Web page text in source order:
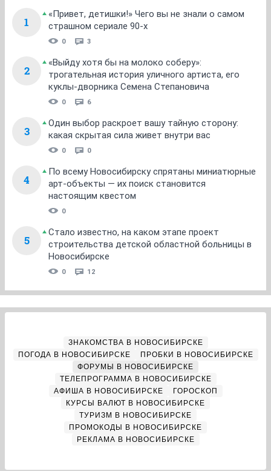
1
«Привет, детишки!» Чего вы не знали о самом
страшном сериале 90-х
0 3
2
«Выйду хотя бы на молоко соберу»:
трогательная история уличного артиста, его
куклы-дворника Семена Степановича
0 6
3
Один выбор раскроет вашу тайную сторону:
какая скрытая сила живет внутри вас
0 0
4
По всему Новосибирску спрятаны миниатюрные
арт-объекты — их поиск становится
настоящим квестом
0
5
Стало известно, на каком этапе проект
строительства детской областной больницы в
Новосибирске
0 12
ЗНАКОМСТВА В НОВОСИБИРСКЕ
ПОГОДА В НОВОСИБИРСКЕ
ПРОБКИ В НОВОСИБИРСКЕ
ФОРУМЫ В НОВОСИБИРСКЕ
ТЕЛЕПРОГРАММА В НОВОСИБИРСКЕ
АФИША В НОВОСИБИРСКЕ
ГОРОСКОП
КУРСЫ ВАЛЮТ В НОВОСИБИРСКЕ
ТУРИЗМ В НОВОСИБИРСКЕ
ПРОМОКОДЫ В НОВОСИБИРСКЕ
РЕКЛАМА В НОВОСИБИРСКЕ